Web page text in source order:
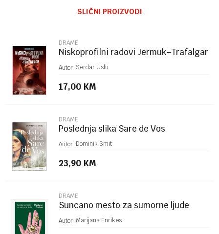
Poruka
POŠALJI
SLIČNI PROIZVODI
DRAME
Niskoprofilni radovi Jermuk–Trafalgar
Autor :Serdar Uslu
17,00 KM
DRAME
Poslednja slika Sare de Vos
Autor :Dominik Smit
23,90 KM
DRAME
Suncano mesto za sumorne ljude
Autor :Marijana Enrikes